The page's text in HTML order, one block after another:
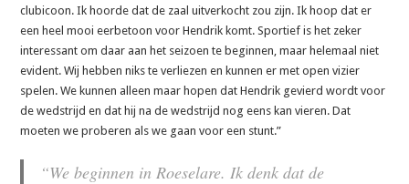
clubicoon. Ik hoorde dat de zaal uitverkocht zou zijn. Ik hoop dat er
een heel mooi eerbetoon voor Hendrik komt. Sportief is het zeker
interessant om daar aan het seizoen te beginnen, maar helemaal niet
evident. Wij hebben niks te verliezen en kunnen er met open vizier
spelen. We kunnen alleen maar hopen dat Hendrik gevierd wordt voor
de wedstrijd en dat hij na de wedstrijd nog eens kan vieren. Dat
moeten we proberen als we gaan voor een stunt.”
“We beginnen in Roeselare. Ik denk dat de